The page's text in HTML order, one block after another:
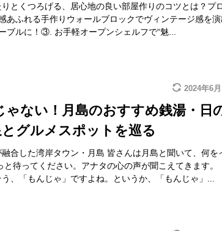
とくつろげる、居心地の良い部屋作りのコツとは？プ
あふれる手作りウォールブロックでヴィンテージ感を演
ルに！③. お手軽オープンシェルフで“魅...
2024年6月
ゃない！月島のおすすめ銭湯・日
グルメスポットを巡る
合した湾岸タウン・月島 皆さんは月島と聞いて、何を
待ってください。アナタの心の声が聞こえてきます。
、「もんじゃ」ですよね。というか、「もんじゃ」...